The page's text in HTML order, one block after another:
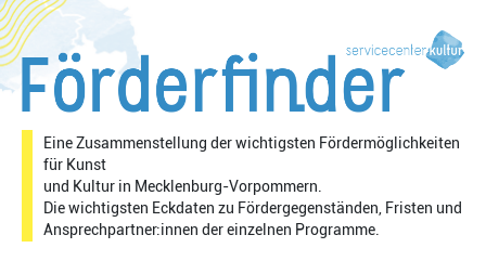
Eine Zusammenstellung der wichtigsten Fördermöglichkeiten
für Kunst
und Kultur in Mecklenburg-Vorpommern.
Die wichtigsten Eckdaten zu Fördergegenständen, Fristen und
Ansprechpartner:innen der einzelnen Programme.